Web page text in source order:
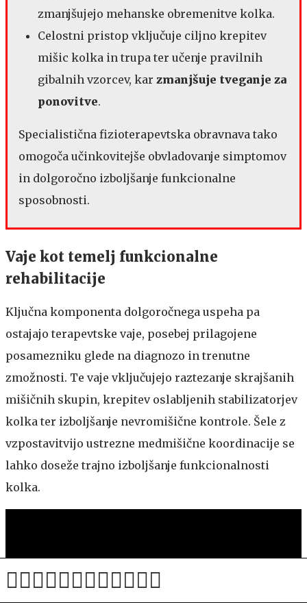
zmanjšujejo mehanske obremenitve kolka.
Celostni pristop vključuje ciljno krepitev
mišic kolka in trupa ter učenje pravilnih
gibalnih vzorcev, kar zmanjšuje tveganje za
ponovitve.
Specialistična fizioterapevtska obravnava tako
omogoča učinkovitejše obvladovanje simptomov
in dolgoročno izboljšanje funkcionalne
sposobnosti.
Vaje kot temelj funkcionalne
rehabilitacije
Ključna komponenta dolgoročnega uspeha pa
ostajajo terapevtske vaje, posebej prilagojene
posamezniku glede na diagnozo in trenutne
zmožnosti. Te vaje vključujejo raztezanje skrajšanih
mišičnih skupin, krepitev oslabljenih stabilizatorjev
kolka ter izboljšanje nevromišične kontrole. Šele z
vzpostavitvijo ustrezne medmišične koordinacije se
lahko doseže trajno izboljšanje funkcionalnosti
kolka.